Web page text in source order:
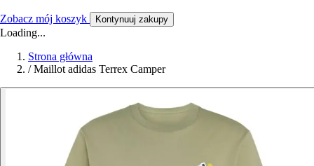
Zobacz mój koszyk Kontynuuj zakupy
Loading...
Strona główna
/ Maillot adidas Terrex Camper